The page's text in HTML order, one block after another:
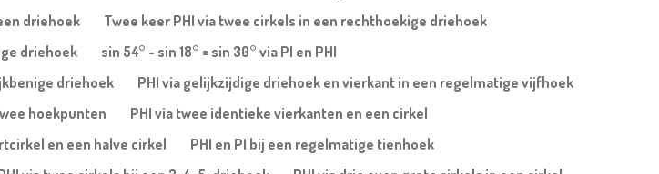
driehoek
Twee keer PHI via twee cirkels in een rechthoekige driehoek
driehoek
sin 54° - sin 18° = sin 30° via PI en PHI
driehoek
PHI via gelijkzijdige driehoek en vierkant in een regelmatige vijfhoek
hoekpunten
PHI via twee identieke vierkanten en een cirkel
en een halve cirkel
PHI en PI bij een regelmatige tienhoek